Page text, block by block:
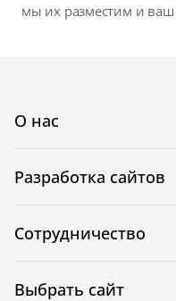
мы их разместим и ваш
О нас
Разработка сайтов
Сотрудничество
Выбрать сайт